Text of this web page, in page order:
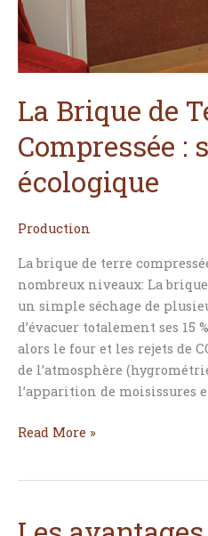
La Brique de
Compressée :
écologique
Production
La brique de terre
nombreux niveaux: La
un simple séchage de
d’évacuer totalement ses 15
alors le four et les rejets de
de l’atmosphère
l’apparition de moisissures
Read More »
Les